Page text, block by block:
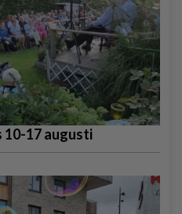
10-17 augusti